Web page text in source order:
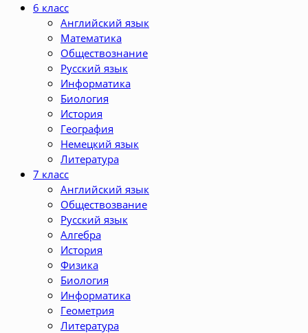
6 класс
Английский язык
Математика
Обществознание
Русский язык
Информатика
Биология
История
География
Немецкий язык
Литература
7 класс
Английский язык
Обществозвание
Русский язык
Алгебра
История
Физика
Биология
Информатика
Геометрия
Литература